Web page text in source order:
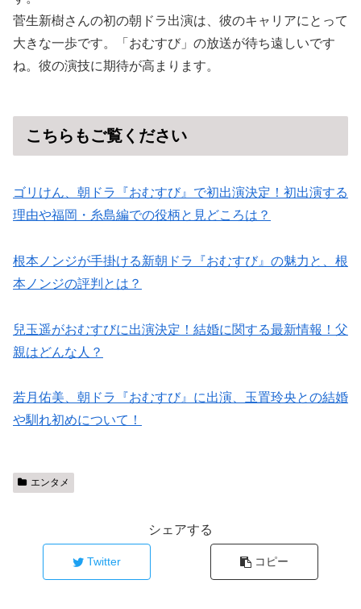
菅生新樹さんの初の朝ドラ出演は、彼のキャリアにとって
大きな一歩です。「おむすび」の放送が待ち遠しいです
ね。彼の演技に期待が高まります。
こちらもご覧ください
ゴリけん、朝ドラ『おむすび』で初出演決定！初出演する
理由や福岡・糸島編での役柄と見どころは？
根本ノンジが手掛ける新朝ドラ『おむすび』の魅力と、根
本ノンジの評判とは？
兒玉遥がおむすびに出演決定！結婚に関する最新情報！父
親はどんな人？
若月佑美、朝ドラ『おむすび』に出演、玉置玲央との結婚
や馴れ初めについて！
エンタメ
シェアする
Twitter コピー